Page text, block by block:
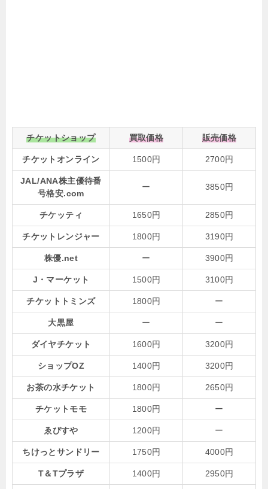
チケットショップ 買取価格 販売価格
チケットオンライン 1500円 2700円
JAL/ANA株主優待番
号格安.com
ー 3850円
チケッティ 1650円 2850円
チケットレンジャー 1800円 3190円
株優.net ー 3900円
J・マーケット 1500円 3100円
チケットトミンズ 1800円 ー
大黒屋 ー ー
ダイヤチケット 1600円 3200円
ショップOZ 1400円 3200円
お茶の水チケット 1800円 2650円
チケットモモ 1800円 ー
ゑびすや 1200円 ー
ちけっとサンドリー 1750円 4000円
T＆Tプラザ 1400円 2950円